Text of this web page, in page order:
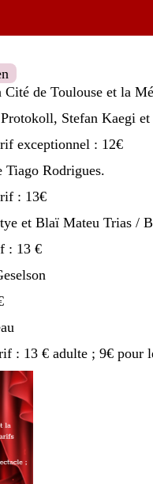
de Toulouse et la
Stefan Kaegi
exceptionnel : 12€
Tiago Rodrigues.
: 13€
et Blaï Mateu Trias /
: 13 €
: 13 € adulte ; 9€ pour